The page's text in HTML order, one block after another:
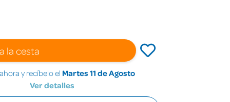
la cesta
y recíbelo el Martes 11 de Agosto
Ver detalles